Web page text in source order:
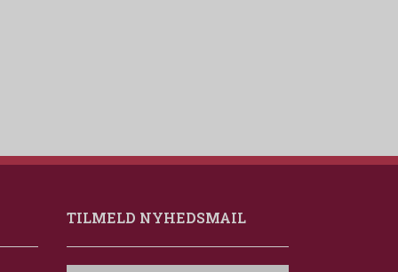
TILMELD NYHEDSMAIL